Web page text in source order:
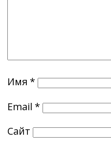
Имя *
Email *
Сайт